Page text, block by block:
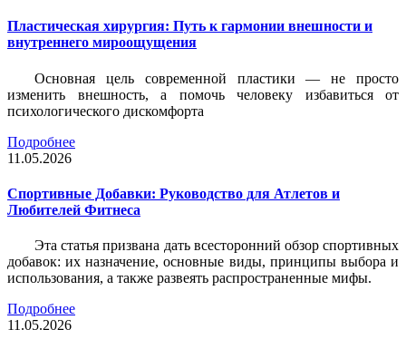
Пластическая хирургия: Путь к гармонии внешности и
внутреннего мироощущения
Основная цель современной пластики — не просто
изменить внешность, а помочь человеку избавиться от
психологического дискомфорта
Подробнее
11.05.2026
Спортивные Добавки: Руководство для Атлетов и
Любителей Фитнеса
Эта статья призвана дать всесторонний обзор спортивных
добавок: их назначение, основные виды, принципы выбора и
использования, а также развеять распространенные мифы.
Подробнее
11.05.2026